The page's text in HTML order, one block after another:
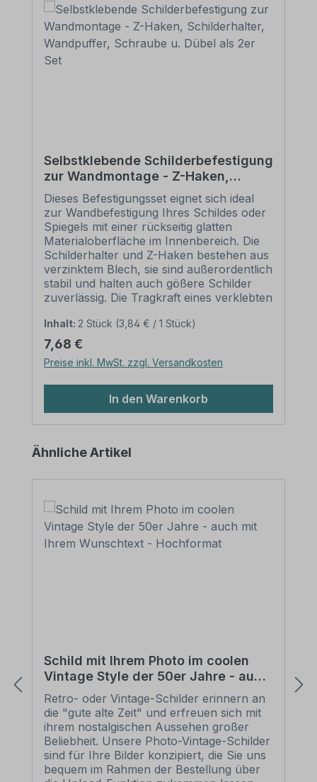
Selbstklebende Schilderbefestigung
zur Wandmontage - Z-Haken,
Schilderhalter, Wandpuffer,
Schraube u. Dübel als 2er Set
Dieses Befestigungsset eignet sich ideal
zur Wandbefestigung Ihres Schildes oder
Spiegels mit einer rückseitig glatten
Materialoberfläche im Innenbereich. Die
Schilderhalter und Z-Haken bestehen aus
verzinktem Blech, sie sind außerordentlich
stabil und halten auch gößere Schilder
zuverlässig. Die Tragkraft eines verklebten
des kompletten Sets 6 kg (korrekte
Anwendung vorausgesetzt). Dies
ermöglicht Ihnen, auch sehr große
Schilder an die Wand zu hängen. Bitte
beachten Sie hierzu unsere
Empfehlungen zur sicheren
Schilderbefestigung (weiter unten).
Merkmale dieses Befestigungssets zur
Schilderhalter, Wandpuffer
zweifacher Ausfertigung: Anwendung: für
Verbundmaterial, Aluminium 2 mm und
anderen Materialien mit glatten
Oberflächen im Innenbereich
Halter beträgt ca. 6 mm) 2 Stück -
Wandpuffer / Distanzhalter 2 Stück -
Dübel / Schrauben (5 x 40 mm) Tragkraft
- Set: Ein Schilderhalter ist für max. 3 kg
ausgelegt, 2 Schilderhalter für insgesamt
max. 6 kg Bitte beachten Sie: Die
Oberfläche, auf der die Schilderhalter
aufgeklebt werden, muss absolut trocken,
staub- und fettfrei sein. Befestigen /
verkleben Sie beide Schilderhalter gerade
Inhalt: 2 Stück (3,84 € / 1 Stück)
Regulärer Preis:
7,68 €
Preise inkl. MwSt. zzgl. Versandkosten
In den Warenkorb
Produktgalerie überspringen
Ähnliche Artikel
Schild mit Ihrem Photo im coolen
Vintage Style der 50er Jahre - auch
mit Ihrem Wunschtext - Hochformat
Retro- oder Vintage-Schilder erinnern an
die "gute alte Zeit" und erfreuen sich mit
ihrem nostalgischen Aussehen großer
Beliebheit. Unsere Photo-Vintage-Schilder
sind für Ihre Bilder konzipiert, die Sie uns
bequem im Rahmen der Bestellung über